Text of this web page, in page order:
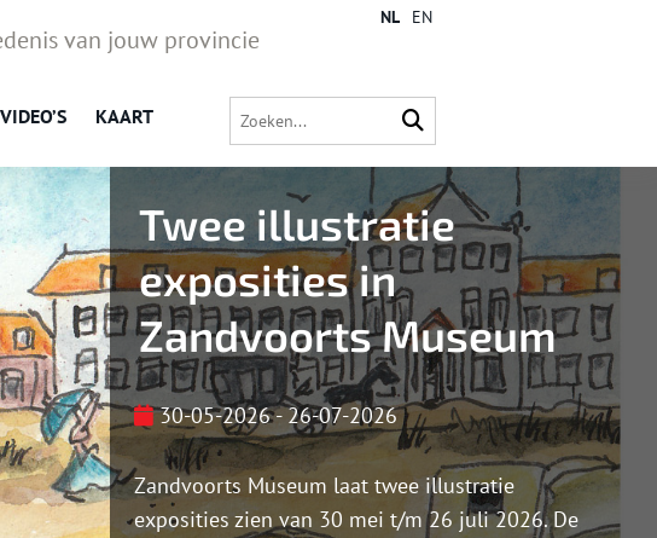
van jouw provincie
VIDEO’S KAART
NL EN
Twee illustratie
exposities in
Zandvoorts Museum
30-05-2026 - 26-07-2026
Zandvoorts Museum laat twee illustratie
exposities zien van 30 mei t/m 26 juli 2026. De